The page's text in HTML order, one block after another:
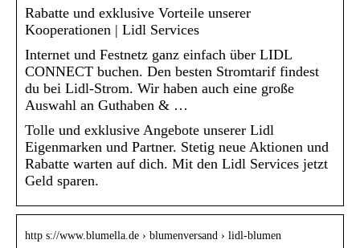
Rabatte und exklusive Vorteile unserer
Kooperationen | Lidl Services
Internet und Festnetz ganz einfach über LIDL
CONNECT buchen. Den besten Stromtarif findest
du bei Lidl-Strom. Wir haben auch eine große
Auswahl an Guthaben & …
Tolle und exklusive Angebote unserer Lidl
Eigenmarken und Partner. Stetig neue Aktionen und
Rabatte warten auf dich. Mit den Lidl Services jetzt
Geld sparen.
http s://www.blumella.de › blumenversand › lidl-blumen